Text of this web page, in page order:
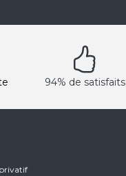
94% de satisfaits